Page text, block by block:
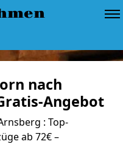
nach
Angebot
: Top-
ab 72€ –